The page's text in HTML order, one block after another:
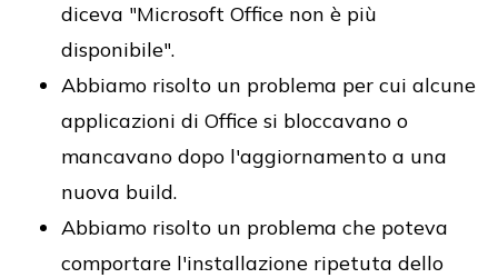
diceva "Microsoft Office non è più
disponibile".
Abbiamo risolto un problema per cui alcune
applicazioni di Office si bloccavano o
mancavano dopo l'aggiornamento a una
nuova build.
Abbiamo risolto un problema che poteva
comportare l'installazione ripetuta dello